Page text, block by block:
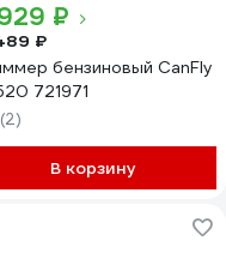
929 ₽
₽
бензиновый CanFly
721971
(2)
В корзину